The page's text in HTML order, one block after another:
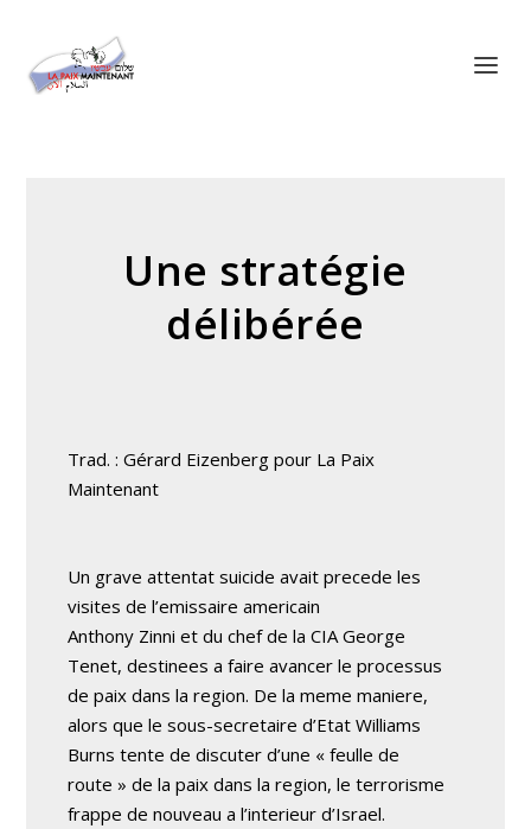
Une stratégie
délibérée
Trad. : Gérard Eizenberg pour La Paix
Maintenant
Un grave attentat suicide avait precede les
visites de l’emissaire americain
Anthony Zinni et du chef de la CIA George
Tenet, destinees a faire avancer le processus
de paix dans la region. De la meme maniere,
alors que le sous-secretaire d’Etat Williams
Burns tente de discuter d’une « feulle de
route » de la paix dans la region, le terrorisme
frappe de nouveau a l’interieur d’Israel.